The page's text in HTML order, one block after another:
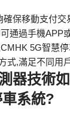
保移動支付交
通過手機APP
5G智慧
式,滿足不同用
器技術
系統?